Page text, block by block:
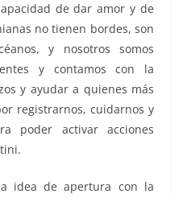
de dar amor y de
no tienen bordes, son
y nosotros somos
y contamos con la
y ayudar a quienes más
registrarnos, cuidarnos y
poder activar acciones
idea de apertura con la